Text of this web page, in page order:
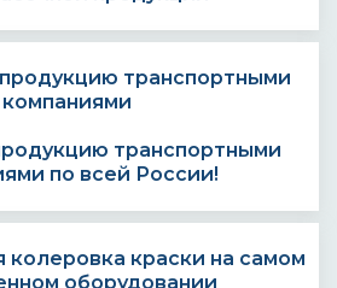
транспортными
по всей России!